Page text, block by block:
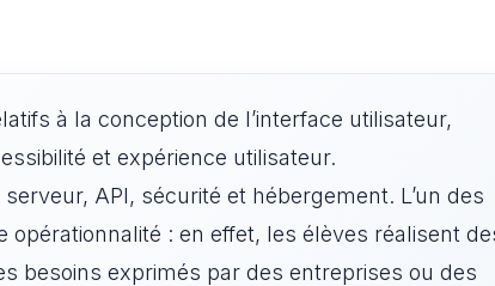
à la conception de l’interface utilisateur,
et expérience utilisateur.
API, sécurité et hébergement. L’un des
: en effet, les élèves réalisent
besoins exprimés par des entreprises ou des